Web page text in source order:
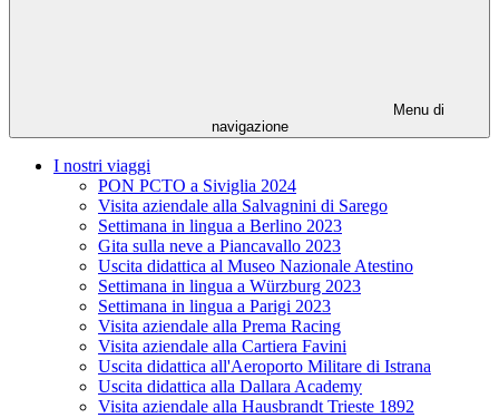
Menu di
navigazione
I nostri viaggi
PON PCTO a Siviglia 2024
Visita aziendale alla Salvagnini di Sarego
Settimana in lingua a Berlino 2023
Gita sulla neve a Piancavallo 2023
Uscita didattica al Museo Nazionale Atestino
Settimana in lingua a Würzburg 2023
Settimana in lingua a Parigi 2023
Visita aziendale alla Prema Racing
Visita aziendale alla Cartiera Favini
Uscita didattica all'Aeroporto Militare di Istrana
Uscita didattica alla Dallara Academy
Visita aziendale alla Hausbrandt Trieste 1892